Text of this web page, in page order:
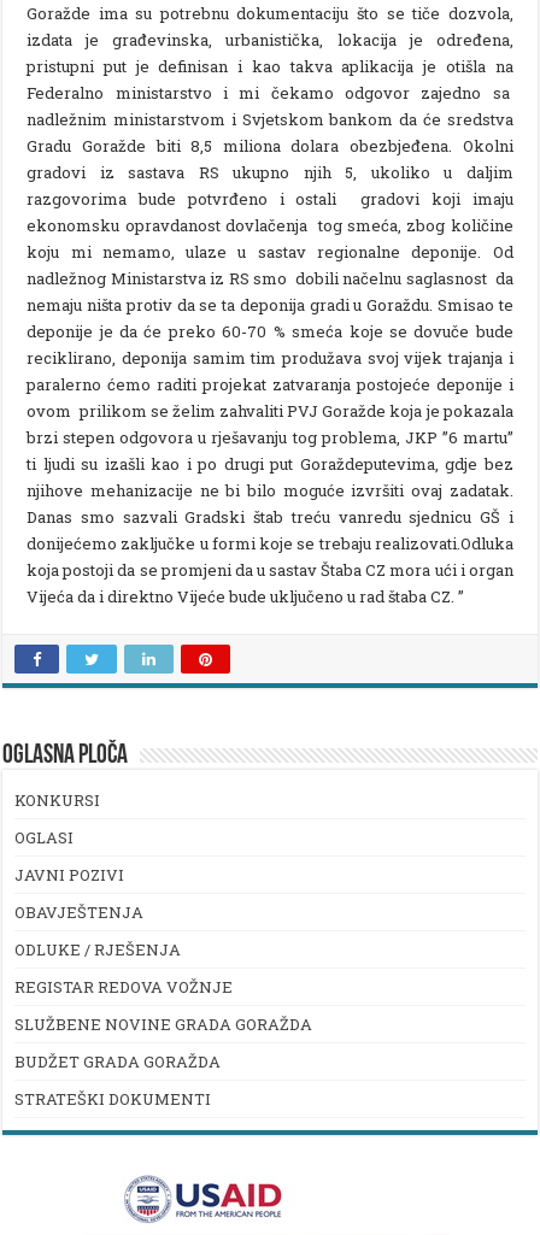
Goražde ima su potrebnu dokumentaciju što se tiče dozvola,
izdata je građevinska, urbanistička, lokacija je određena,
pristupni put je definisan i kao takva aplikacija je otišla na
Federalno ministarstvo i mi čekamo odgovor zajedno sa
nadležnim ministarstvom i Svjetskom bankom da će sredstva
Gradu Goražde biti 8,5 miliona dolara obezbjeđena. Okolni
gradovi iz sastava RS ukupno njih 5, ukoliko u daljim
razgovorima bude potvrđeno i ostali gradovi koji imaju
ekonomsku opravdanost dovlačenja tog smeća, zbog količine
koju mi nemamo, ulaze u sastav regionalne deponije. Od
nadležnog Ministarstva iz RS smo dobili načelnu saglasnost da
nemaju ništa protiv da se ta deponija gradi u Goraždu. Smisao te
deponije je da će preko 60-70 % smeća koje se dovuče bude
reciklirano, deponija samim tim produžava svoj vijek trajanja i
paralerno ćemo raditi projekat zatvaranja postojeće deponije i
ovom prilikom se želim zahvaliti PVJ Goražde koja je pokazala
brzi stepen odgovora u rješavanju tog problema, JKP ”6 martu”
ti ljudi su izašli kao i po drugi put Goraždeputevima, gdje bez
njihove mehanizacije ne bi bilo moguće izvršiti ovaj zadatak.
Danas smo sazvali Gradski štab treću vanredu sjednicu GŠ i
donijećemo zaključke u formi koje se trebaju realizovati.Odluka
koja postoji da se promjeni da u sastav Štaba CZ mora ući i organ
Vijeća da i direktno Vijeće bude uključeno u rad štaba CZ. ”
OGLASNA PLOČA
KONKURSI
OGLASI
JAVNI POZIVI
OBAVJEŠTENJA
ODLUKE / RJEŠENJA
REGISTAR REDOVA VOŽNJE
SLUŽBENE NOVINE GRADA GORAŽDA
BUDŽET GRADA GORAŽDA
STRATEŠKI DOKUMENTI